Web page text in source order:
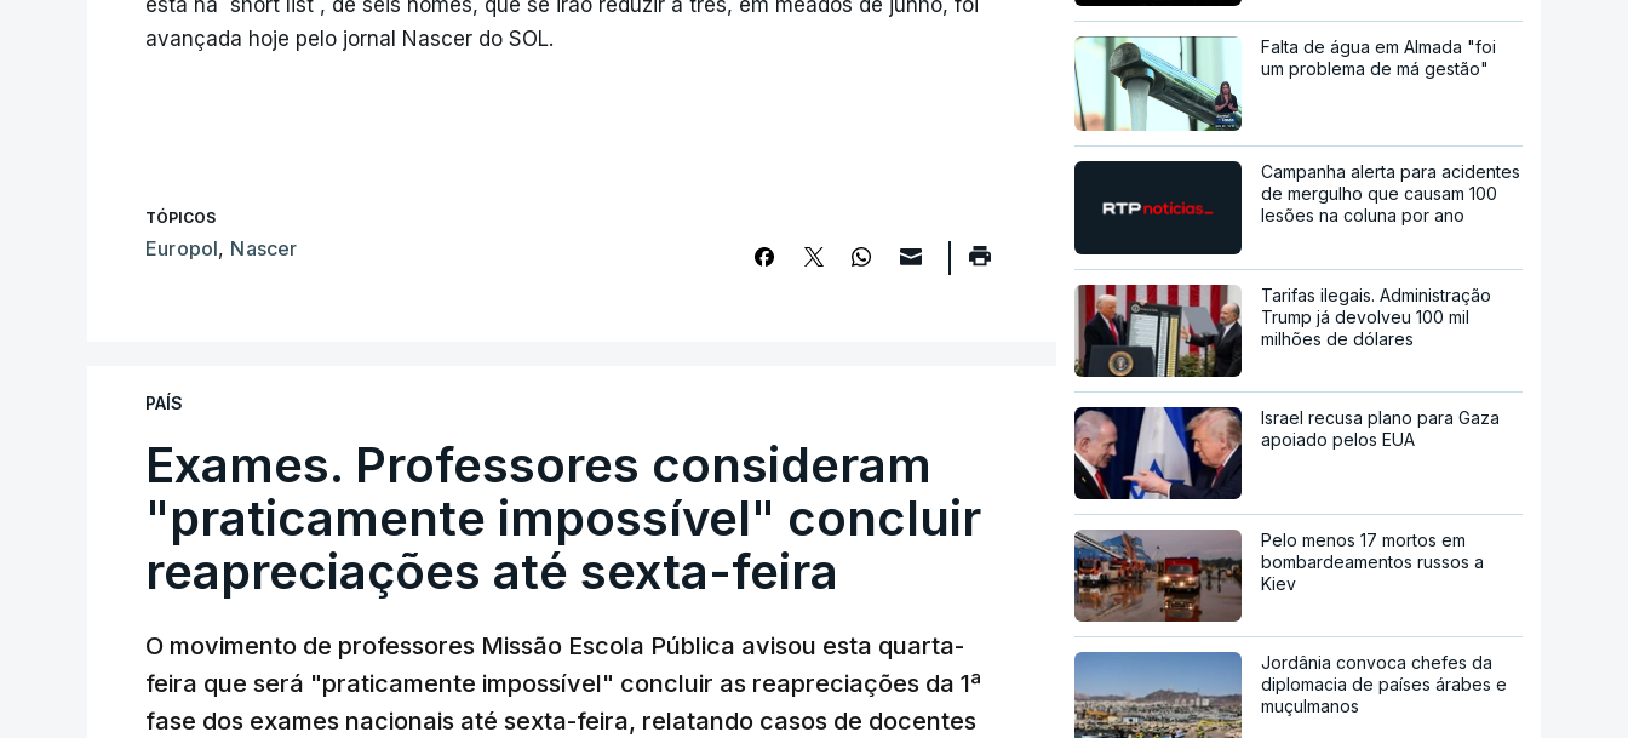
está na `short list`, de seis nomes, que se irão reduzir a três, em meados de junho, foi
avançada hoje pelo jornal Nascer do SOL.
TÓPICOS
Europol, Nascer
PAÍS
Exames. Professores consideram
"praticamente impossível" concluir
reapreciações até sexta-feira
O movimento de professores Missão Escola Pública avisou esta quarta-
feira que será "praticamente impossível" concluir as reapreciações da 1ª
fase dos exames nacionais até sexta-feira, relatando casos de docentes
Falta de água em Almada "foi
um problema de má gestão"
Campanha alerta para acidentes
de mergulho que causam 100
lesões na coluna por ano
Tarifas ilegais. Administração
Trump já devolveu 100 mil
milhões de dólares
Israel recusa plano para Gaza
apoiado pelos EUA
Pelo menos 17 mortos em
bombardeamentos russos a
Kiev
Jordânia convoca chefes da
diplomacia de países árabes e
muçulmanos